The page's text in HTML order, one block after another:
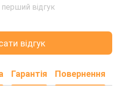
відгук
відгук
Гарантія Повернення